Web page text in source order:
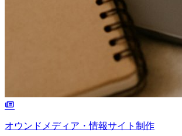
オウンドメディア・情報サイト制作